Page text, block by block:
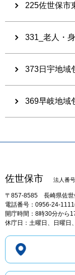
225佐世保市
331_老人・
373日宇地域
369早岐地域
佐世保市 法人番
〒857-8585 長崎県佐
電話番号：0956-24-
開庁時間：8時30分から
休庁日：土曜日、日曜日